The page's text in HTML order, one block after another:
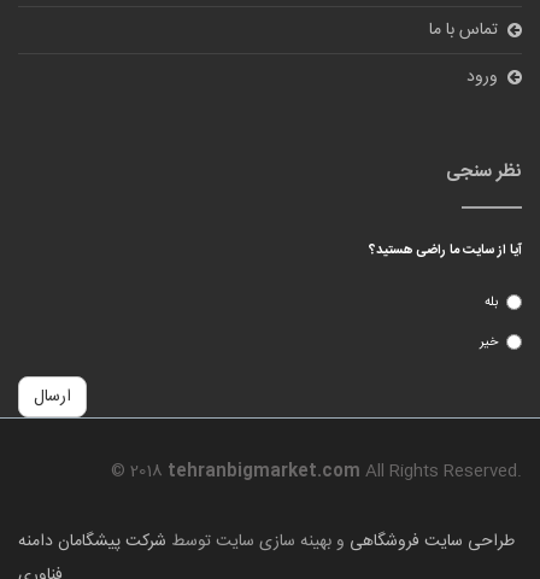
تماس با ما
ورود
نظر سنجی
آیا از سایت ما راضی هستید؟
بله
خیر
ارسال
© 2018 tehranbigmarket.com All Rights Reserved.
طراحی سایت فروشگاهی و بهینه سازی سایت توسط شرکت پیشگامان دامنه